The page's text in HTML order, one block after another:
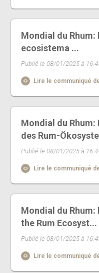
Mondial du Rhum:
ecosistema ...
Publié le 08/01/2025 à
Lire le communiqué
Mondial du
des Rum-
Publié le 08/01/2025 à
Lire le communiqué
Mondial du
the Rum Ecosyst...
Publié le 08/01/2025 à
Lire le communiqué